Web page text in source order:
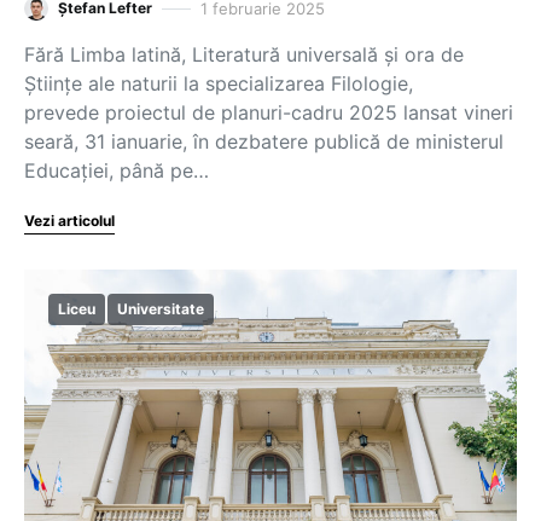
Ștefan Lefter 1 februarie 2025
Fără Limba latină, Literatură universală și ora de
Științe ale naturii la specializarea Filologie,
prevede proiectul de planuri-cadru 2025 lansat vineri
seară, 31 ianuarie, în dezbatere publică de ministerul
Educației, până pe…
Vezi articolul
Liceu Universitate